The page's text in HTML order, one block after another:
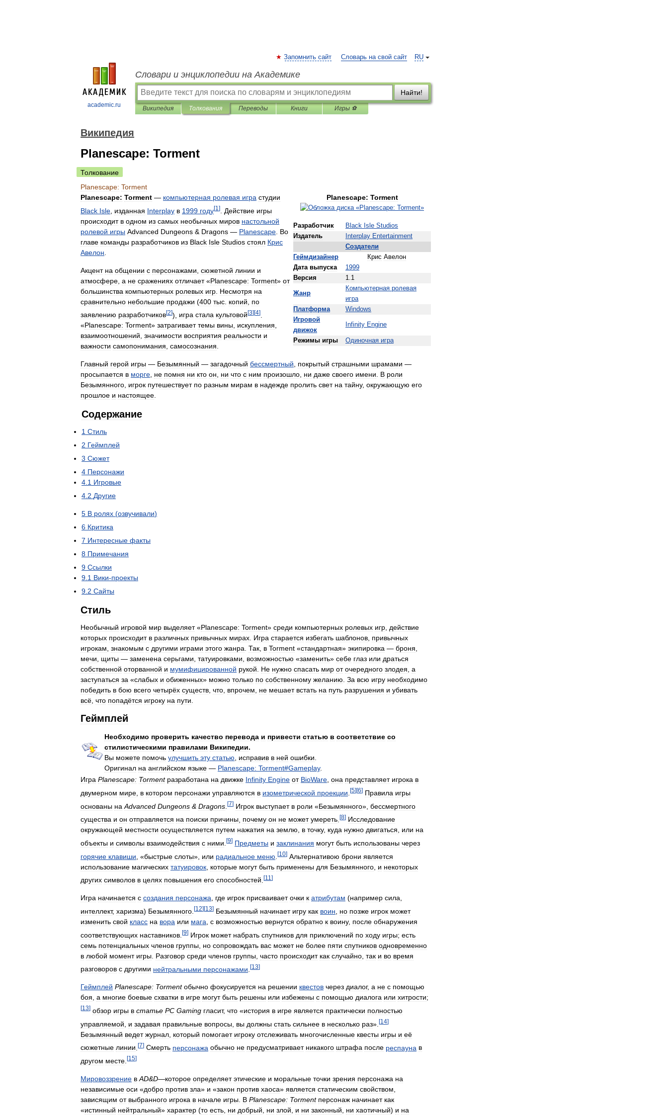
academic.ru
RU
Запомнить сайт Словарь на свой сайт
Словари и энциклопедии на Академике
Найти!
Википедия Толкования Переводы Книги Игры ⚽
Википедия
Planescape: Torment
Толкование
Planescape: Torment
Planescape: Torment
Разработчик Black Isle Studios
Издатель
Interplay Entertainment
Создатели
Геймдизайнер
Крис Авелон
Дата выпуска
1999
Версия
1.1
Жанр
Компьютерная ролевая
игра
Платформа
Windows
Игровой
движок
Infinity Engine
Режимы игры Одиночная игра
Planescape: Torment — компьютерная ролевая игра студии
Black Isle изданная Interplay в 1999 году[1 ] Действие игры
происходит в одном из самых необычных миров настольной
ролевой игры Advanced Dungeons & Dragons — Planescape Во
главе команды разработчиков из Black Isle Studios стоял Крис
Авелон
Акцент на общении с персонажами сюжетной линии и
атмосфере а не сражениях отличает«Planescape: Torment» от
большинства компьютерных ролевых игр Несмотря на
сравнительно небольшие продажи (400 тыс копий
по
заявлению разработчиков[2]), игра стала культовой[3][4]
«Planescape: Torment» затрагивает темы вины, искупления,
взаимоотношений, значимости восприятия реальности и
важности самопонимания, самосознания.
Главный герой игры — Безымянный — загадочный бессмертный, покрытый страшными шрамами —
просыпается в морге, не помня ни кто он, ни что с ним произошло, ни даже своего имени. В роли
Безымянного, игрок путешествует по разным мирам в надежде пролить свет на тайну, окружающую его
прошлое и настоящее.
Содержание
1 Стиль
2 Геймплей
3 Сюжет
4 Персонажи
4.1 Игровые
4.2 Другие
5 В ролях (озвучивали)
6 Критика
7 Интересные факты
8 Примечания
9 Ссылки
9.1 Вики-проекты
9.2 Сайты
Стиль
Необычный игровой мир выделяет«Planescape: Torment» среди компьютерных ролевых игр, действие
которых происходит в различных привычных мирах. Игра старается избегать шаблонов, привычных
игрокам, знакомым с другими играми этого жанра. Так, в Torment «стандартная» экипировка — броня,
мечи, щиты — заменена серьгами, татуировками, возможностью «заменить» себе глаз или драться
собственной оторванной и мумифицированной рукой. Не нужно спасать мир от очередного злодея, а
заступаться за «слабых и обиженных» можно только по собственному желанию. За всю игру необходимо
победить в бою всего четырёх существ, что, впрочем, не мешает встать на путь разрушения и убивать
всё, что попадётся игроку на пути.
Геймплей
Необходимо проверить качество перевода и привести статью в соответствие со
стилистическими правилами Википедии.
Вы можете помочь улучшить эту статью, исправив в ней ошибки.
Оригинал на английском языке — Planescape: Torment#Gameplay.
Игра Planescape: Torment разработана на движке Infinity Engine от BioWare, она представляет игрока в
двумерном мире в котором персонажи управляются в изометрической проекции [5] [6] Правила игры
основаны на Advanced Dungeons & Dragons [7] Игрок выступает в роли «Безымянного», бессмертного
существа и он отправляется на поиски причины почему он не может умереть [8] Исследование
окружающей местности осуществляется путем нажатия на землю, в точку, куда нужно двигаться, или на
объекты и символы взаимодействия с ними [9] Предметы и заклинания могут быть использованы через
горячие клавиши , «быстрые слоты», или радиальное меню [10] Альтернативою брони является
использование магических татуировок которые могут быть применены для Безымянного и некоторых
других символов в целях повышения его способностей [11 ]
Игра начинается с создания персонажа, где игрок присваивает очки к атрибутам (например сила,
интеллект, харизма) Безымянного [12] [13] Безымянный начинает игру как воин но позже игрок может
изменить свой класс на вора или мага с возможностью вернутся обратно к воину, после обнаружения
соответствующих наставников [9] Игрок может набрать спутников для приключений по ходу игры; есть
семь потенциальных членов группы но сопровождать вас может не более пяти спутников одновременно
в любой момент игры Разговор среди членов группы часто происходит как случайно так и во время
разговоров с другими нейтральными персонажами [13]
Геймплей Planescape: Torment обычно фокусируется на решении квестов через диалог, а не с помощью
боя, а многие боевые схватки в игре могут быть решены или избежены с помощью диалога или хитрости;
[13] обзор игры в статье PC Gaming гласит, что «история в игре является практически полностью
управляемой
и задавая правильные вопросы вы должны стать сильнее в несколько раз». [14]
Безымянный ведет журнал который помогает игроку отслеживать многочисленные квесты игры и её
сюжетные линии [7] Смерть персонажа обычно не предусматривает никакого штрафа после респауна в
другом месте [15]
Мировоззрение в AD&D—которое определяет этические и моральные точки зрения персонажа на
независимые оси «добро против зла» и «закон против хаоса» является статическим свойством
зависящим от выбранного игрока в начале игры В Planescape: Torment персонаж начинает как
«истинный нейтральный» характер (то есть ни добрый ни злой и ни законный ни хаотичный) и на